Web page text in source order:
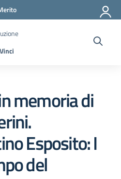
memoria di
Esposito: I
del